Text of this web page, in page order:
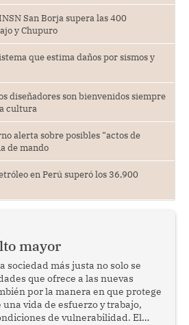
San Borja supera las 400
y Chupuro
que estima daños por sismos y
diseñadores son bienvenidos siempre
cultura
alerta sobre posibles “actos de
de mando
en Perú superó los 36,900
mayor
sociedad más justa no solo se
que ofrece a las nuevas
por la manera en que protege
vida de esfuerzo y trabajo,
de vulnerabilidad. El